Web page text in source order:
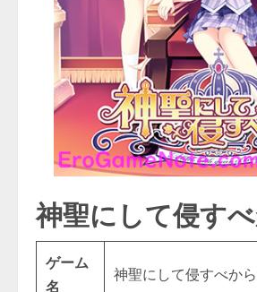
神聖にして侵す
ゲーム
名
神聖にして侵すべか